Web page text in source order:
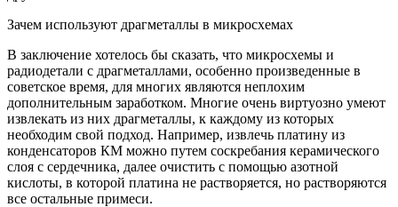
Зачем используют драгметаллы в микросхемах
В заключение хотелось бы сказать, что микросхемы и
радиодетали с драгметаллами, особенно произведенные в
советское время, для многих являются неплохим
дополнительным заработком. Многие очень виртуозно умеют
извлекать из них драгметаллы, к каждому из которых
необходим свой подход. Например, извлечь платину из
конденсаторов КМ можно путем соскребания керамического
слоя с сердечника, далее очистить с помощью азотной
кислоты, в которой платина не растворяется, но растворяются
все остальные примеси.